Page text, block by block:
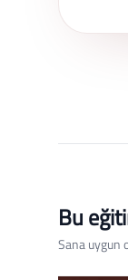
Bu
Sana uygun